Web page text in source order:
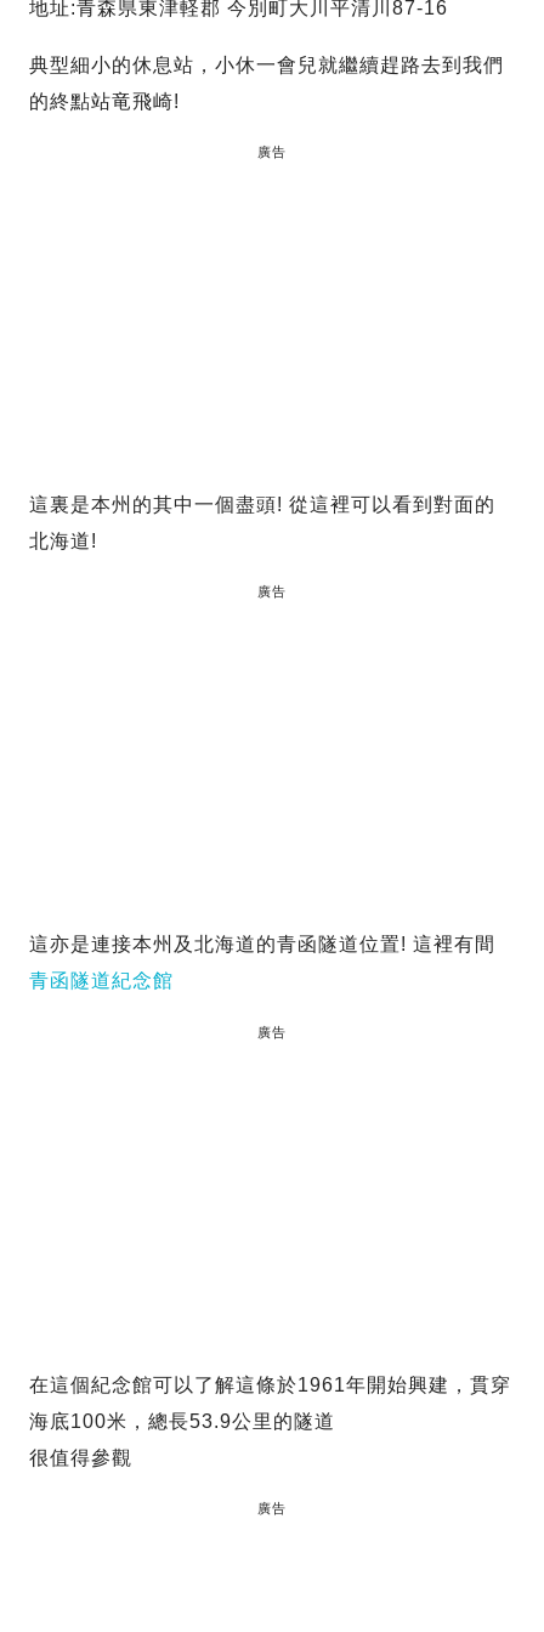
地址:青森県東津軽郡 今別町大川平清川87-16
典型細小的休息站，小休一會兒就繼續趕路去到我們
的終點站竜飛崎!
廣告
這裏是本州的其中一個盡頭! 從這裡可以看到對面的
北海道!
廣告
這亦是連接本州及北海道的青函隧道位置! 這裡有間
青函隧道紀念館
廣告
在這個紀念館可以了解這條於1961年開始興建，貫穿
海底100米，總長53.9公里的隧道
很值得參觀
廣告